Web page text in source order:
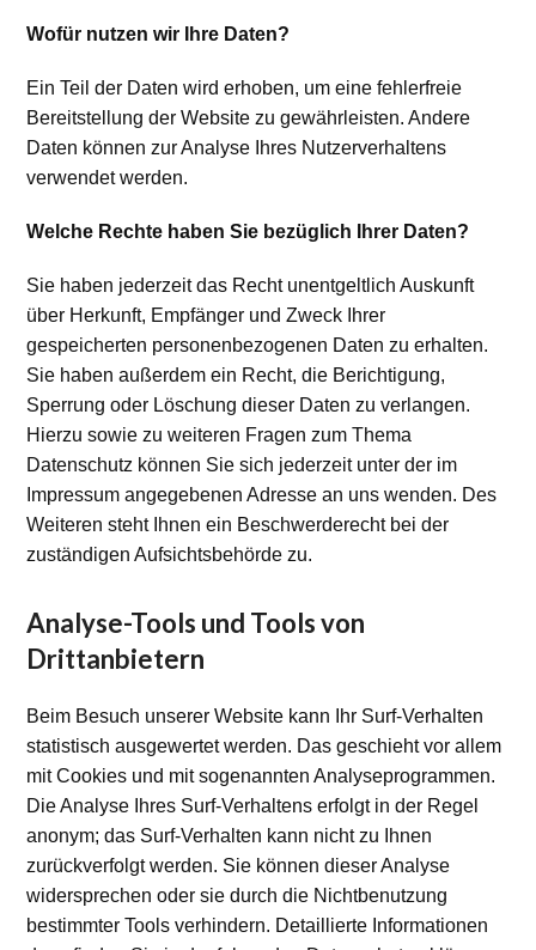
Wofür nutzen wir Ihre Daten?
Ein Teil der Daten wird erhoben, um eine fehlerfreie
Bereitstellung der Website zu gewährleisten. Andere
Daten können zur Analyse Ihres Nutzerverhaltens
verwendet werden.
Welche Rechte haben Sie bezüglich Ihrer Daten?
Sie haben jederzeit das Recht unentgeltlich Auskunft
über Herkunft, Empfänger und Zweck Ihrer
gespeicherten personenbezogenen Daten zu erhalten.
Sie haben außerdem ein Recht, die Berichtigung,
Sperrung oder Löschung dieser Daten zu verlangen.
Hierzu sowie zu weiteren Fragen zum Thema
Datenschutz können Sie sich jederzeit unter der im
Impressum angegebenen Adresse an uns wenden. Des
Weiteren steht Ihnen ein Beschwerderecht bei der
zuständigen Aufsichtsbehörde zu.
Analyse-Tools und Tools von
Drittanbietern
Beim Besuch unserer Website kann Ihr Surf-Verhalten
statistisch ausgewertet werden. Das geschieht vor allem
mit Cookies und mit sogenannten Analyseprogrammen.
Die Analyse Ihres Surf-Verhaltens erfolgt in der Regel
anonym; das Surf-Verhalten kann nicht zu Ihnen
zurückverfolgt werden. Sie können dieser Analyse
widersprechen oder sie durch die Nichtbenutzung
bestimmter Tools verhindern. Detaillierte Informationen